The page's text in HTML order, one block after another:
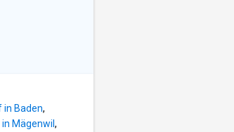
in Baden,
Mägenwil ,